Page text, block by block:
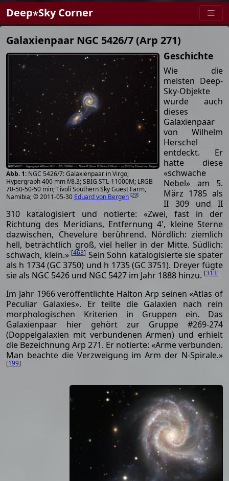
Deep⋆Sky Corner
Galaxienpaar NGC 5426/7 (Arp 271)
NGC 5426/7: Galaxienpaar in Virgo;
Hypergraph 400 mm f/8.3; SBIG STL-11000M; LRGB
70-50-50-50 min; Tivoli Southern Sky Guest Farm,
Namibia; © 2011-05-30 Eduard von Bergen [29]
Geschichte
Wie die
meisten Deep-
Sky-Objekte
wurde auch
dieses
Galaxienpaar
von Wilhelm
Herschel
entdeckt. Er
hatte diese
«schwache
Nebel» am 5.
März 1785 als
II 309 und II
310 katalogisiert und notierte: «Zwei, fast in der
Richtung des Meridians, Entfernung 4', kleine Sterne
dazwischen, Chevelure berührend. Nördlich: ziemlich
hell, beträchtlich groß, viel heller in der Mitte. Südlich:
schwach, klein.» [463] Sein Sohn katalogisierte sie später
als h 1734 (GC 3750) und h 1735 (GC 3751). Dreyer fügte
sie als NGC 5426 und NGC 5427 im Jahr 1888 hinzu. [313]
Im Jahr 1966 veröffentlichte Halton Arp seinen «Atlas of
Peculiar Galaxies». Er teilte die Galaxien nach rein
morphologischen Kriterien in Gruppen ein. Das
Galaxienpaar hier gehört zur Gruppe #269-274
(Doppelgalaxien mit verbundenen Armen) und erhielt
die Bezeichnung Arp 271. Er notierte: «Arme verbunden.
Man beachte die Verzweigung im Arm der N-Spirale.»
[199]